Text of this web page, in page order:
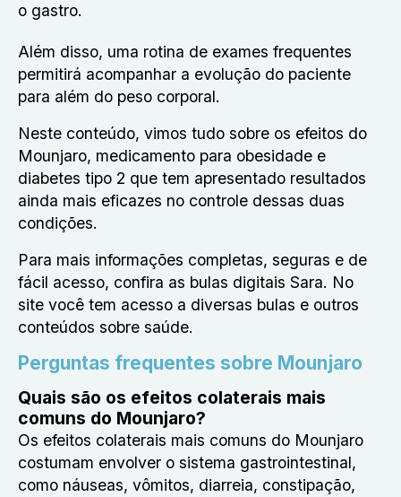
o gastro.
Além disso, uma rotina de exames frequentes
permitirá acompanhar a evolução do paciente
para além do peso corporal.
Neste conteúdo, vimos tudo sobre os efeitos do
Mounjaro, medicamento para obesidade e
diabetes tipo 2 que tem apresentado resultados
ainda mais eficazes no controle dessas duas
condições.
Para mais informações completas, seguras e de
fácil acesso, confira as bulas digitais Sara. No
site você tem acesso a diversas bulas e outros
conteúdos sobre saúde.
Perguntas frequentes sobre Mounjaro
Quais são os efeitos colaterais mais
comuns do Mounjaro?
Os efeitos colaterais mais comuns do Mounjaro
costumam envolver o sistema gastrointestinal,
como náuseas, vômitos, diarreia, constipação,